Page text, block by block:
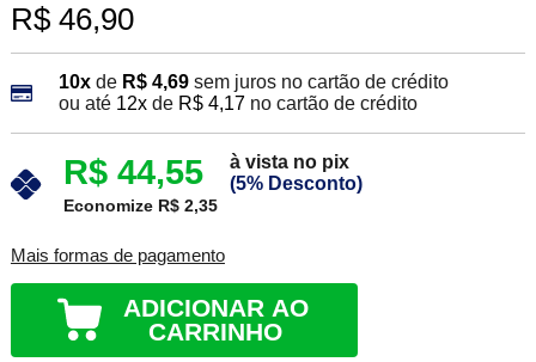
R$ 46,90
10xde R$ 4,69 sem juros no cartão de crédito
ou até 12xde R$ 4,17no cartão de crédito
R$ 44,55
à vista no pix
(5% Desconto)
Economize R$ 2,35
Mais formas de pagamento
ADICIONAR AO
CARRINHO